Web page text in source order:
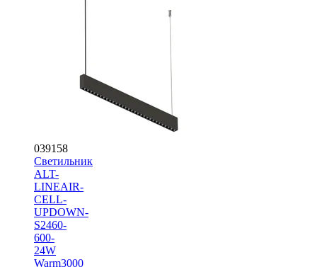
039158
Светильник
ALT-
LINEAIR-
CELL-
UPDOWN-
S2460-
600-
24W
Warm3000